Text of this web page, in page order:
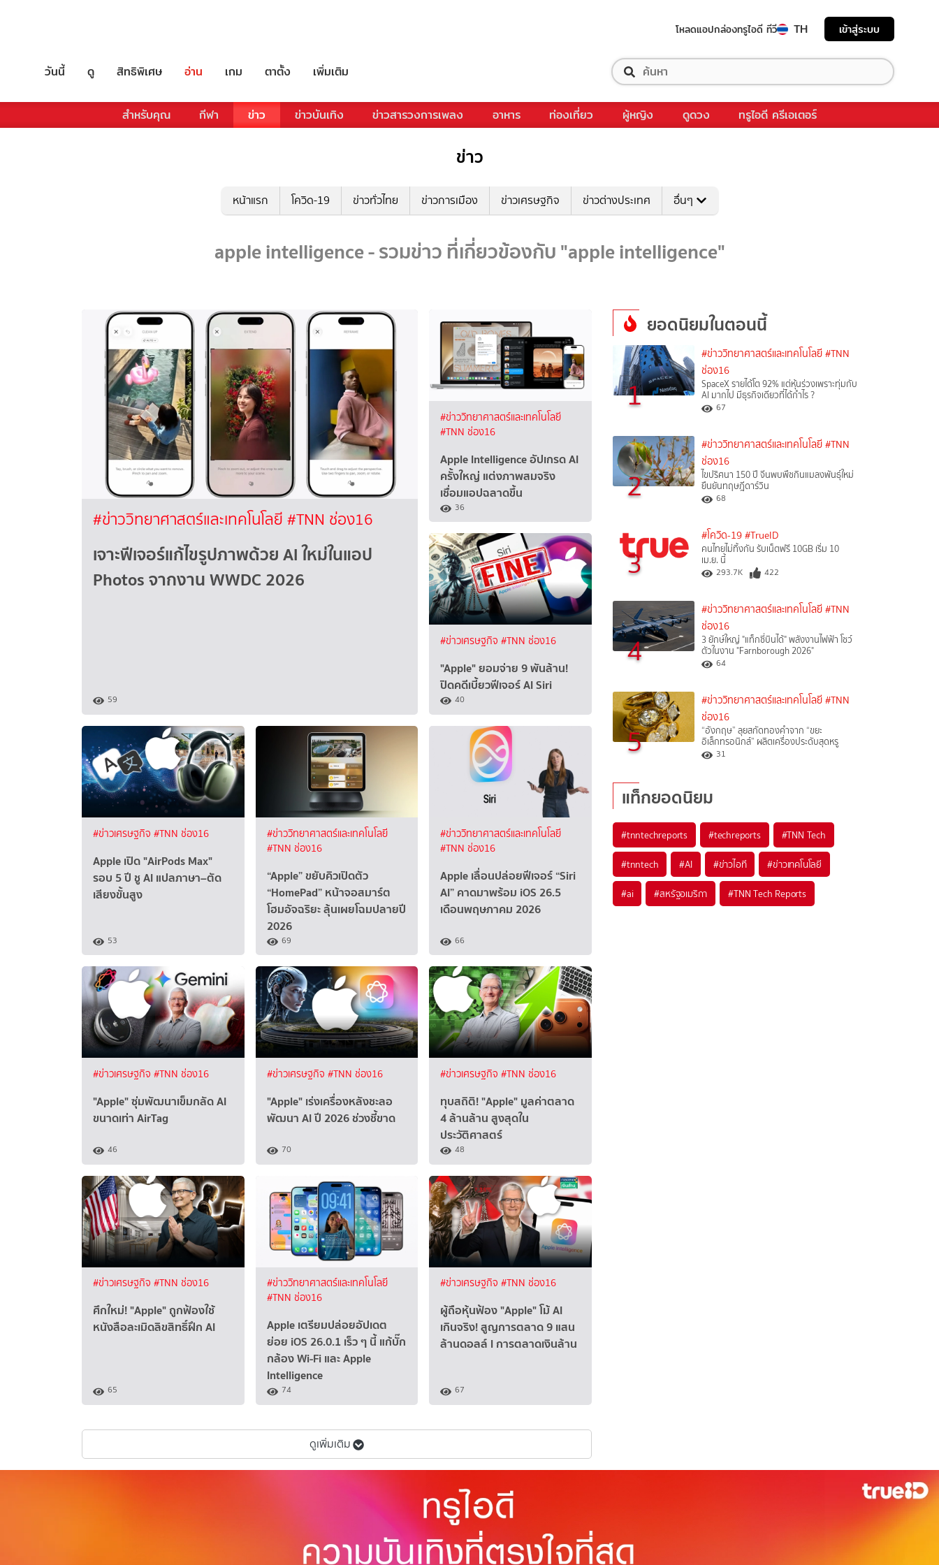
โหลดแอปกล่องทรูไอดี ทีวี TH เข้าสู่ระบบ
วันนี้ ดู สิทธิพิเศษ อ่าน เกม ตาตั้ง เพิ่มเติม
สำหรับคุณ กีฬา ข่าว ข่าวบันเทิง ข่าวสารวงการเพลง อาหาร ท่องเที่ยว ผู้หญิง ดูดวง ทรูไอดี ครีเอเตอร์
ข่าว
หน้าแรก โควิด-19 ข่าวทั่วไทย ข่าวการเมือง ข่าวเศรษฐกิจ ข่าวต่างประเทศ อื่นๆ
apple intelligence - รวมข่าว ที่เกี่ยวข้องกับ "apple intelligence"
#ข่าววิทยาศาสตร์และเทคโนโลยี #TNN ช่อง16
เจาะฟีเจอร์แก้ไขรูปภาพด้วย AI ใหม่ในแอป
Photos จากงาน WWDC 2026
59
#ข่าววิทยาศาสตร์และเทคโนโลยี
#TNN ช่อง16
Apple Intelligence อัปเกรด AI
ครั้งใหญ่ แต่งภาพสมจริง
เชื่อมแอปฉลาดขึ้น
36
#ข่าวเศรษฐกิจ#TNN ช่อง16
"Apple" ยอมจ่าย 9 พันล้าน!
ปิดคดีเบี้ยวฟีเจอร์ AI Siri
40
#ข่าวเศรษฐกิจ #TNN ช่อง16
Apple เปิด "AirPods Max"
รอบ 5 ปี ชู AI แปลภาษา–ตัด
เสียงขั้นสูง
53
#ข่าววิทยาศาสตร์และเทคโนโลยี
#TNN ช่อง16
“Apple” ขยับคิวเปิดตัว
“HomePad” หน้าจอสมาร์ต
โฮมอัจฉริยะ ลุ้นเผยโฉมปลายปี
2026
69
#ข่าววิทยาศาสตร์และเทคโนโลยี
#TNN ช่อง16
Apple เลื่อนปล่อยฟีเจอร์ “Siri
AI” คาดมาพร้อม iOS 26.5
เดือนพฤษภาคม 2026
66
#ข่าวเศรษฐกิจ #TNN ช่อง16
"Apple" ซุ่มพัฒนาเข็มกลัด AI
ขนาดเท่า AirTag
46
#ข่าวเศรษฐกิจ #TNN ช่อง16
"Apple" เร่งเครื่องหลังชะลอ
พัฒนา AI ปี 2026 ช่วงชี้ขาด
70
#ข่าวเศรษฐกิจ#TNN ช่อง16
ทุบสถิติ! "Apple" มูลค่าตลาด
4 ล้านล้าน สูงสุดใน
ประวัติศาสตร์
48
#ข่าวเศรษฐกิจ #TNN ช่อง16
ศึกใหม่! "Apple" ถูกฟ้องใช้
หนังสือละเมิดลิขสิทธิ์ฝึก AI
65
#ข่าววิทยาศาสตร์และเทคโนโลยี
#TNN ช่อง16
Apple เตรียมปล่อยอัปเดต
ย่อย iOS 26.0.1 เร็ว ๆ นี้ แก้บั๊ก
กล้อง Wi-Fi และ Apple
Intelligence
74
#ข่าวเศรษฐกิจ#TNN ช่อง16
ผู้ถือหุ้นฟ้อง "Apple" โม้ AI
เกินจริง! สูญการตลาด 9 แสน
ล้านดอลล์ l การตลาดเงินล้าน
67
ดูเพิ่มเติม
ยอดนิยมในตอนนี้
1
#ข่าววิทยาศาสตร์และเทคโนโลยี #TNN
ช่อง16
SpaceX รายได้โต 92% แต่หุ้นร่วงเพราะทุ่มกับ
AI มากไป มีธุรกิจเดียวที่ได้กำไร ?
67
2
#ข่าววิทยาศาสตร์และเทคโนโลยี #TNN
ช่อง16
ไขปริศนา 150 ปี จีนพบพืชกินแมลงพันธุ์ใหม่
ยืนยันทฤษฎีดาร์วิน
68
3
#โควิด-19 #TrueID
คนไทยไม่ทิ้งกัน รับเน็ตฟรี 10GB เริ่ม 10
เม.ย. นี้
293.7K 422
4
#ข่าววิทยาศาสตร์และเทคโนโลยี #TNN
ช่อง16
3 ยักษ์ใหญ่ "แท็กซี่บินได้" พลังงานไฟฟ้า โชว์
ตัวในงาน "Farnborough 2026"
64
5
#ข่าววิทยาศาสตร์และเทคโนโลยี #TNN
ช่อง16
“อังกฤษ” ลุยสกัดทองคำจาก “ขยะ
อิเล็กทรอนิกส์” ผลิตเครื่องประดับสุดหรู
31
แท็กยอดนิยม
#tnntechreports #techreports #TNN Tech
#tnntech #AI #ข่าวไอที #ข่าวเทคโนโลยี
#ai #สหรัฐอเมริกา #TNN Tech Reports